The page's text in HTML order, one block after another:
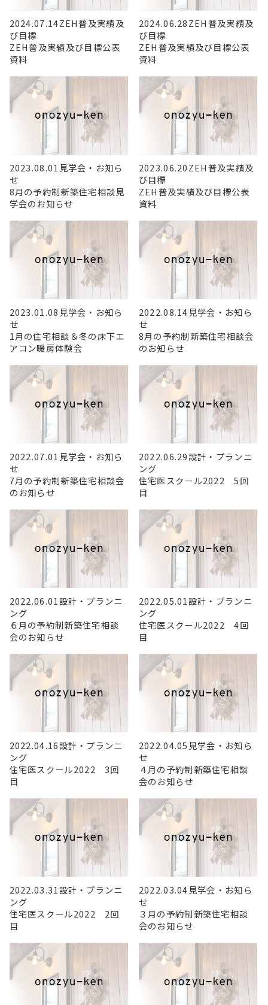
2024.07.14ZEH普及実績及
び目標
ZEH普及実績及び目標公表
資料
2024.06.28ZEH普及実績及
び目標
ZEH普及実績及び目標公表
資料
2023.08.01 見学会・お知ら
せ
8月の予約制新築住宅相談見
学会のお知らせ
2023.06.20ZEH普及実績及
び目標
ZEH普及実績及び目標公表
資料
2023.01.08 見学会・お知ら
せ
1月の住宅相談＆冬の床下エ
アコン暖房体験会
2022.08.14見学会・お知ら
せ
8月の予約制新築住宅相談会
のお知らせ
2022.07.01 見学会・お知ら
せ
7月の予約制新築住宅相談会
のお知らせ
2022.06.29設計・プランニ
ング
住宅医スクール2022 5回
目
2022.06.01設計・プランニ
ング
６月の予約制新築住宅相談
会のお知らせ
2022.05.01設計・プランニ
ング
住宅医スクール2022 4回
目
2022.04.16設計・プランニ
ング
住宅医スクール2022 3回
目
2022.04.05 見学会・お知ら
せ
４月の予約制新築住宅相談
会のお知らせ
2022.03.31設計・プランニ
ング
住宅医スクール2022 2回
目
2022.03.04見学会・お知ら
せ
３月の予約制新築住宅相談
会のお知らせ